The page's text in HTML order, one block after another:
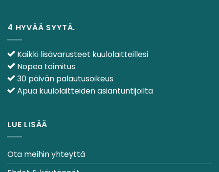
4 HYVÄÄ SYYTÄ.
Kaikki lisävarusteet kuulolaitteillesi
Nopea toimitus
30 päivän palautusoikeus
Apua kuulolaitteiden asiantuntijoilta
LUE LISÄÄ
Ota meihin yhteyttä